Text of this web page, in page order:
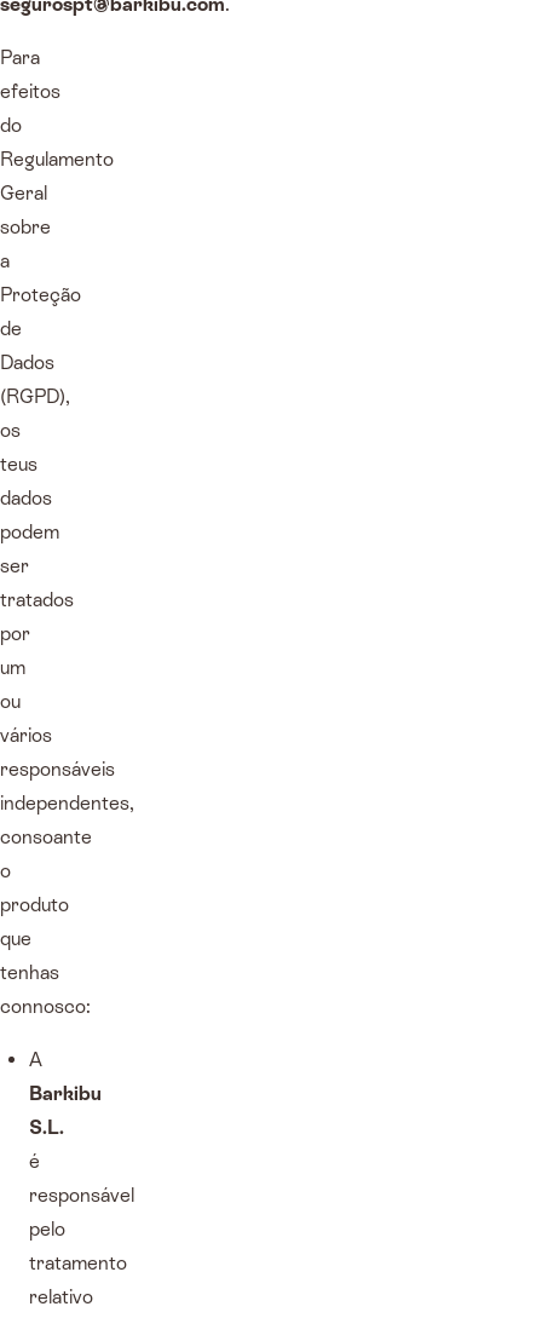
segurospt@barkibu.com.
Para
efeitos
do
Regulamento
Geral
sobre
a
Proteção
de
Dados
(RGPD),
os
teus
dados
podem
ser
tratados
por
um
ou
vários
responsáveis
independentes,
consoante
o
produto
que
tenhas
connosco:
A
Barkibu
S.L.
é
responsável
pelo
tratamento
relativo